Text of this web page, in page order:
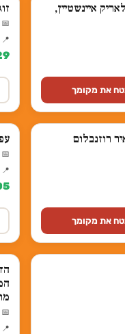
איינשטיין,
את מקומך
📅 שבת,
₪
רוזנבלום
את מקומך
📅
₪
📅